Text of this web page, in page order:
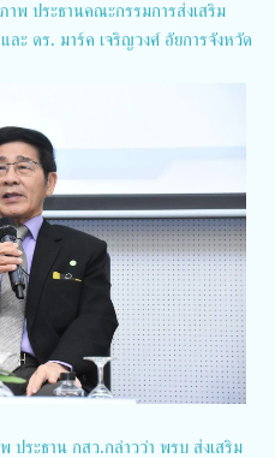
ประธานคณะกรรมการส่งเสริม
ะ ดร. มาร์ค เจริญวงศ์ อัยการจังหวัด
ะธาน กสว.กล่าวว่า พรบ ส่งเสริม